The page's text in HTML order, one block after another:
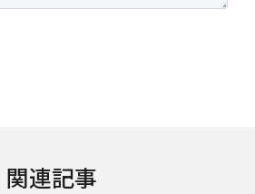
関連記事